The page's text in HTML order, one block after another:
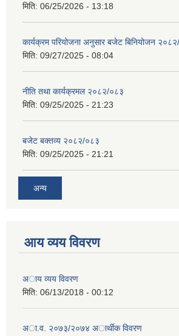
मिति: 06/25/2026 - 13:18
कार्यक्रम परियोजना अनुसार बजेट बिनियोजन
मिति: 09/27/2025 - 08:04
नीति तथा कार्यक्रमल २०८२/०८३
मिति: 09/25/2025 - 21:23
बजेट बक्तव्य २०८२/०८३
मिति: 09/25/2025 - 21:21
अन्य
आय व्यय विवरण
अाय व्यय विवरण
मिति: 06/13/2018 - 00:12
अा.व. २०७३/२०७४ अार्थीक विवरण